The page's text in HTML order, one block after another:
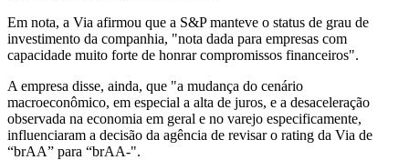
Em nota, a Via afirmou que a S&P manteve o status de grau de
investimento da companhia, "nota dada para empresas com
capacidade muito forte de honrar compromissos financeiros".
A empresa disse, ainda, que "a mudança do cenário
macroeconômico, em especial a alta de juros, e a desaceleração
observada na economia em geral e no varejo especificamente,
influenciaram a decisão da agência de revisar o rating da Via de
“brAA” para “brAA-".